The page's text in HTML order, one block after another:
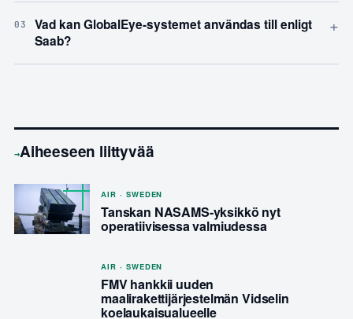
03
Vad kan GlobalEye-systemet användas till enligt
Saab?
+
→Aiheeseen liittyvää
AIR · SWEDEN
Tanskan NASAMS-yksikkö nyt
operatiivisessa valmiudessa
AIR · SWEDEN
FMV hankkii uuden
maalirakettijärjestelmän Vidselin
koelaukaisualueelle